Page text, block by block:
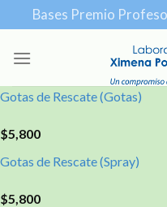
to
content
Bases Premio
Gotas de Rescate (Gotas)
$5,800
Gotas de Rescate (Spray)
$5,800